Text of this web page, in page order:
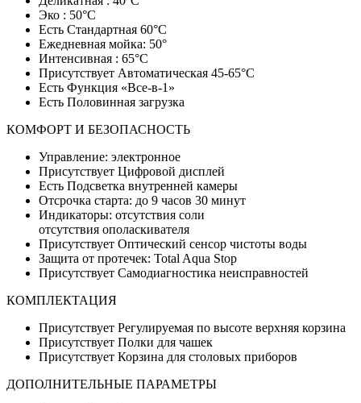
Эко : 50°С
Есть Стандартная 60°С
Ежедневная мойка: 50°
Интенсивная : 65°С
Присутствует Автоматическая 45-65°С
Есть Функция «Все-в-1»
Есть Половинная загрузка
КОМФОРТ И БЕЗОПАСНОСТЬ
Управление: электронное
Присутствует Цифровой дисплей
Есть Подсветка внутренней камеры
Отсрочка старта: до 9 часов 30 минут
Индикаторы: отсутствия соли
отсутствия ополаскивателя
Присутствует Оптический сенсор чистоты воды
Защита от протечек: Total Aqua Stop
Присутствует Самодиагностика неисправностей
КОМПЛЕКТАЦИЯ
Присутствует Регулируемая по высоте верхняя корзина
Присутствует Полки для чашек
Присутствует Корзина для столовых приборов
ДОПОЛНИТЕЛЬНЫЕ ПАРАМЕТРЫ